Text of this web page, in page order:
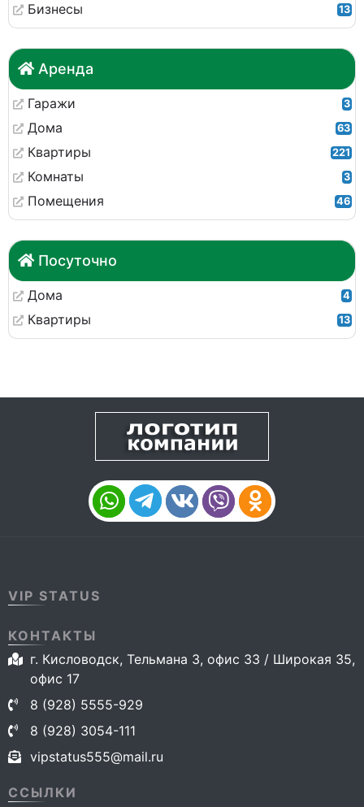
Бизнесы 13
Аренда
Гаражи 3
Дома 63
Квартиры 221
Комнаты 3
Помещения 46
Посуточно
Дома 4
Квартиры 13
VIP STATUS
КОНТАКТЫ
г. Кисловодск, Тельмана 3, офис 33 / Широкая 35,
офис 17
8 (928) 5555-929
8 (928) 3054-111
vipstatus555@mail.ru
ССЫЛКИ